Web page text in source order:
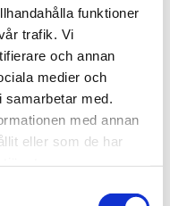
funktioner
trafik. Vi
och annan
medier och
med.
med annan
eller som de har